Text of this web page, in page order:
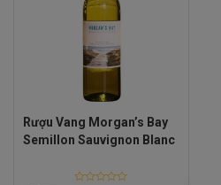
Rượu Vang Morgan’s Bay
Semillon Sauvignon Blanc